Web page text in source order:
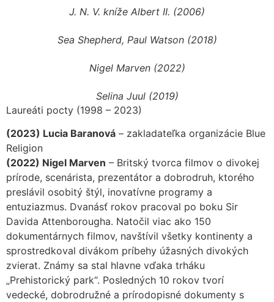
J. N. V. kníže Albert II. (2006)
Sea Shepherd, Paul Watson (2018)
Nigel Marven (2022)
Selina Juul (2019)
Laureáti pocty (1998 – 2023)
(2023) Lucia Baranová – zakladateľka organizácie Blue
Religion
(2022) Nigel Marven – Britský tvorca filmov o divokej
prírode, scenárista, prezentátor a dobrodruh, ktorého
preslávil osobitý štýl, inovatívne programy a
entuziazmus. Dvanásť rokov pracoval po boku Sir
Davida Attenborougha. Natočil viac ako 150
dokumentárnych filmov, navštívil všetky kontinenty a
sprostredkoval divákom príbehy úžasných divokých
zvierat. Známy sa stal hlavne vďaka trháku
„Prehistorický park“. Posledných 10 rokov tvorí
vedecké, dobrodružné a prírodopisné dokumenty s